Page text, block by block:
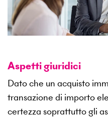
Aspetti giuridici
Dato che un acquisto
transazione di importo
certezza soprattutto gli